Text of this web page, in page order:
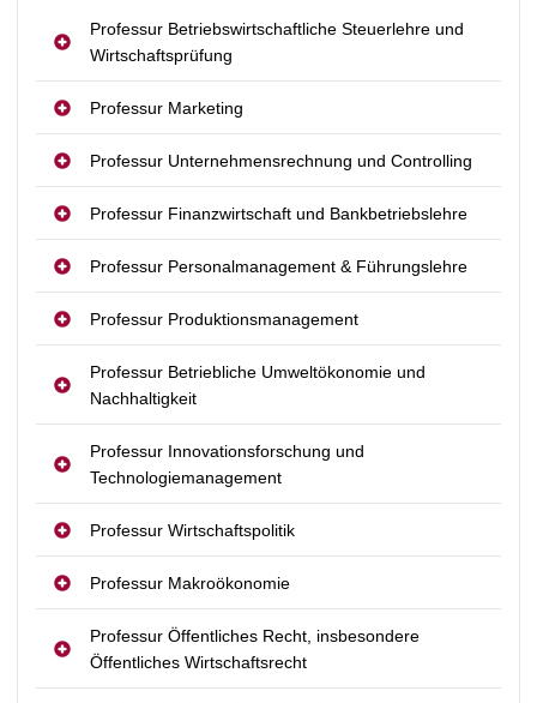
Professur Betriebswirtschaftliche Steuerlehre und
Wirtschaftsprüfung
Professur Marketing
Professur Unternehmensrechnung und Controlling
Professur Finanzwirtschaft und Bankbetriebslehre
Professur Personalmanagement & Führungslehre
Professur Produktionsmanagement
Professur Betriebliche Umweltökonomie und
Nachhaltigkeit
Professur Innovationsforschung und
Technologiemanagement
Professur Wirtschaftspolitik
Professur Makroökonomie
Professur Öffentliches Recht, insbesondere
Öffentliches Wirtschaftsrecht